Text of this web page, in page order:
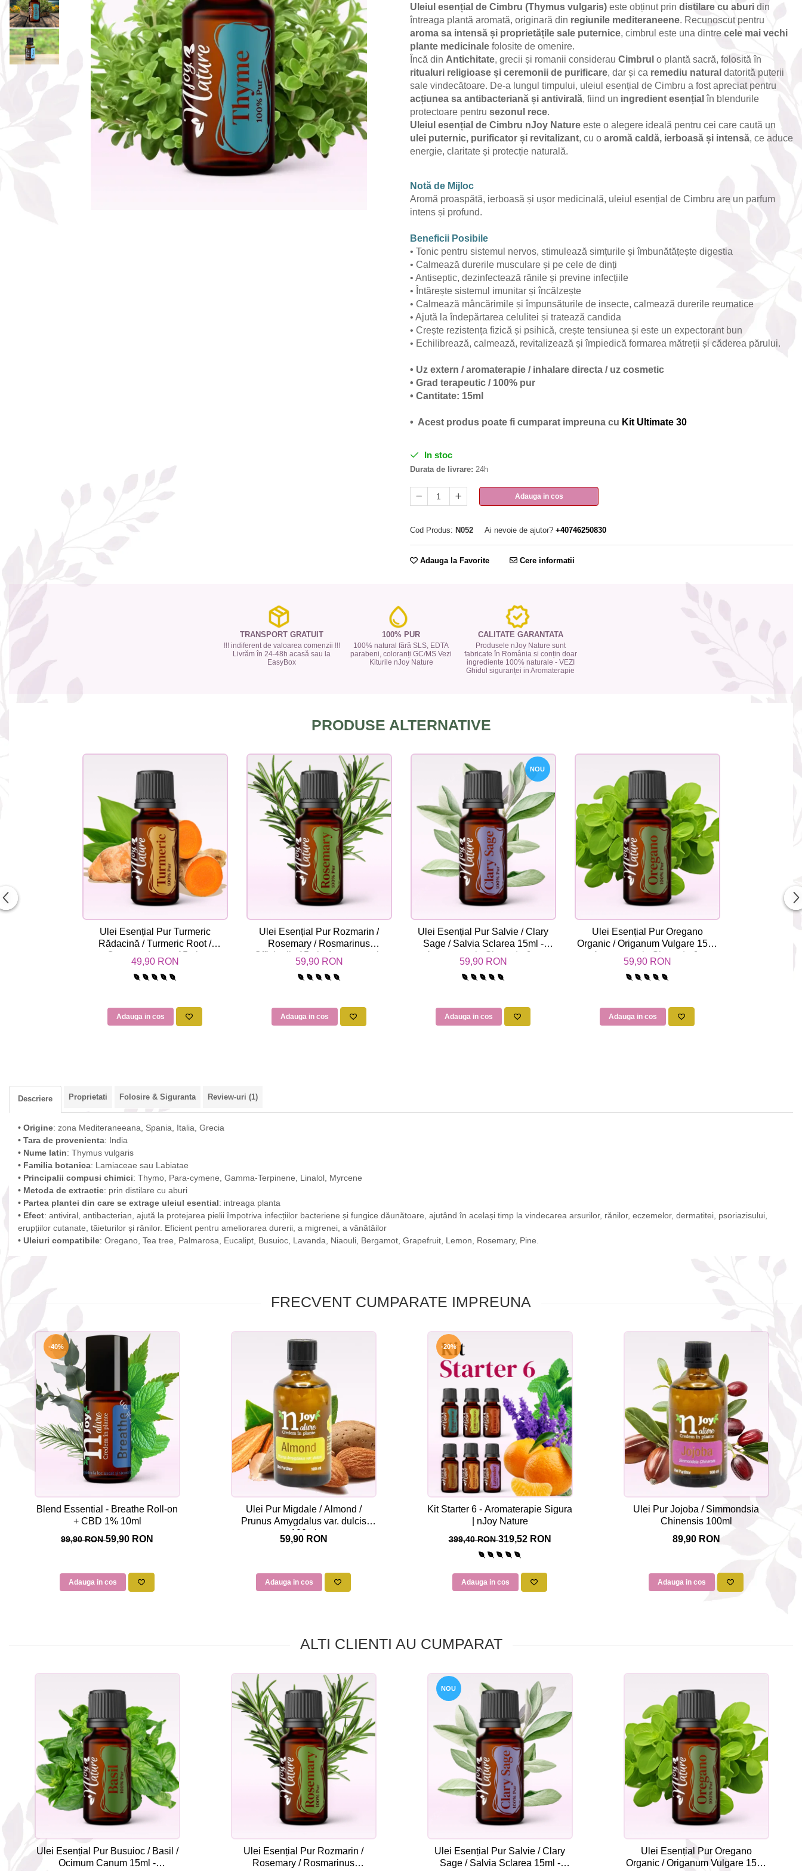
Rose - instrumentul iubirii
Chakrele si Uleiurile Esentiale
Arome tomnatice pentru încălzirea
sufletului
Uleiul esențial de Ravintsara
Lună plină, bine ai revenit, te simt
Uleiul esenţial de Tămâie
Cum integrăm uleiurile esențiale în
Uleiul esențial de Cimbru (Thymus vulgaris) este obținut prin distilare cu aburi din
întreaga plantă aromată, originară din regiunile mediteraneene. Recunoscut pentru
aroma sa intensă și proprietățile sale puternice, cimbrul este una dintre cele mai vechi
plante medicinale folosite de omenire.
Încă din Antichitate, grecii și romanii considerau Cimbrul o plantă sacră, folosită în
ritualuri religioase și ceremonii de purificare, dar și ca remediu natural datorită puterii
sale vindecătoare. De-a lungul timpului, uleiul esențial de Cimbru a fost apreciat pentru
acțiunea sa antibacteriană și antivirală, fiind un ingredient esențial în blendurile
protectoare pentru sezonul rece.
Uleiul esențial de Cimbru nJoy Nature este o alegere ideală pentru cei care caută un
ulei puternic, purificator și revitalizant, cu o aromă caldă, ierboasă și intensă, ce aduce
energie, claritate și protecție naturală.
Notă de Mijloc
Aromă proaspătă, ierboasă și ușor medicinală, uleiul esențial de Cimbru are un parfum
intens și profund.
Beneficii Posibile
• Tonic pentru sistemul nervos, stimulează simțurile și îmbunătățește digestia
• Calmează durerile musculare și pe cele de dinți
• Antiseptic, dezinfectează rănile și previne infecțiile
• Întărește sistemul imunitar și încălzește
• Calmează mâncărimile și împunsăturile de insecte, calmează durerile reumatice
• Ajută la îndepărtarea celulitei și tratează candida
• Crește rezistența fizică și psihică, crește tensiunea și este un expectorant bun
• Echilibrează, calmează, revitalizează și împiedică formarea mătreții și căderea părului.
• Uz extern / aromaterapie / inhalare directa / uz cosmetic
• Grad terapeutic / 100% pur
• Cantitate: 15ml
• Acest produs poate fi cumparat impreuna cu Kit Ultimate 30
In stoc
Durata de livrare: 24h
Adauga in cos
Cod Produs: N052 Ai nevoie de ajutor? +40746250830
Adauga la Favorite Cere informatii
TRANSPORT GRATUIT
!!! indiferent de valoarea comenzii !!!
Livrăm în 24-48h acasă sau la
EasyBox
100% PUR
100% natural fără SLS, EDTA
parabeni, coloranți GC/MS Vezi
Kiturile nJoy Nature
CALITATE GARANTATA
Produsele nJoy Nature sunt
fabricate în România si conțin doar
ingrediente 100% naturale - VEZI
Ghidul siguranței in Aromaterapie
PRODUSE ALTERNATIVE
Ulei Esențial Pur Turmeric
Rădacină / Turmeric Root /
Curcuma Longa 15ml -
Aromaterapie Sigura | nJoy
Nature
49,90 RON
Adauga in cos
Ulei Esențial Pur Rozmarin /
Rosemary / Rosmarinus
Officinalis 15ml - Aromaterapie
Sigura | nJoy Nature
59,90 RON
Adauga in cos
NOU
Ulei Esențial Pur Salvie / Clary
Sage / Salvia Sclarea 15ml -
Aromaterapie Sigura | nJoy
Nature
59,90 RON
Adauga in cos
Ulei Esențial Pur Oregano
Organic / Origanum Vulgare 15ml
- Aromaterapie Sigura | nJoy
Nature
59,90 RON
Adauga in cos
Chamomile
Descriere Proprietati Folosire & Siguranta Review-uri (1)
• Origine: zona Mediteraneeana, Spania, Italia, Grecia
• Tara de provenienta: India
• Nume latin: Thymus vulgaris
• Familia botanica: Lamiaceae sau Labiatae
• Principalii compusi chimici: Thymo, Para-cymene, Gamma-Terpinene, Linalol, Myrcene
• Metoda de extractie: prin distilare cu aburi
• Partea plantei din care se extrage uleiul esential: intreaga planta
• Efect: antiviral, antibacterian, ajută la protejarea pielii împotriva infecțiilor bacteriene și fungice dăunătoare, ajutând în același timp la vindecarea arsurilor, rănilor, eczemelor, dermatitei, psoriazisului,
erupțiilor cutanate, tăieturilor și rănilor. Eficient pentru ameliorarea durerii, a migrenei, a vânătăilor
• Uleiuri compatibile: Oregano, Tea tree, Palmarosa, Eucalipt, Busuioc, Lavanda, Niaouli, Bergamot, Grapefruit, Lemon, Rosemary, Pine.
FRECVENT CUMPARATE IMPREUNA
-40%
Blend Essential - Breathe Roll-on
+ CBD 1% 10ml
99,90 RON59,90 RON
Adauga in cos
Ulei Pur Migdale / Almond /
Prunus Amygdalus var. dulcis
100ml
59,90 RON
Adauga in cos
-20%
Kit Starter 6 - Aromaterapie Sigura
| nJoy Nature
399,40 RON319,52 RON
Adauga in cos
Ulei Pur Jojoba / Simmondsia
Chinensis 100ml
89,90 RON
Adauga in cos
ALTI CLIENTI AU CUMPARAT
Ulei Esențial Pur Busuioc / Basil /
Ocimum Canum 15ml -
Ulei Esențial Pur Rozmarin /
Rosemary / Rosmarinus
NOU
Ulei Esențial Pur Salvie / Clary
Sage / Salvia Sclarea 15ml -
Ulei Esențial Pur Oregano
Organic / Origanum Vulgare 15ml